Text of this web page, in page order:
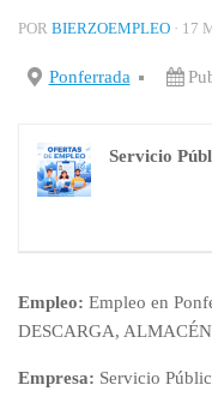
POR BIERZOEMPLEO · 17
Ponferrada
Servicio
Empleo: Empleo en
DESCARGA,
Empresa: Servicio